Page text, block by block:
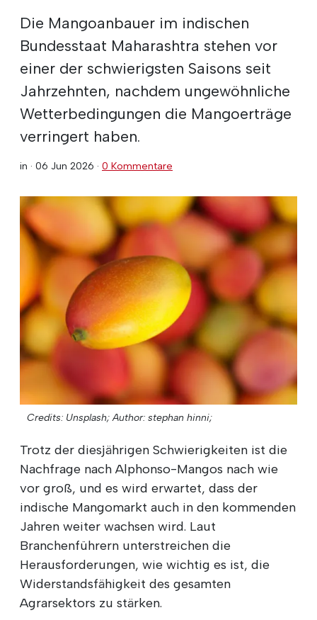
Die Mangoanbauer im indischen
Bundesstaat Maharashtra stehen vor
einer der schwierigsten Saisons seit
Jahrzehnten, nachdem ungewöhnliche
Wetterbedingungen die Mangoerträge
verringert haben.
in · 06 Jun 2026 · 0 Kommentare
Credits: Unsplash; Author: stephan hinni;
Trotz der diesjährigen Schwierigkeiten ist die
Nachfrage nach Alphonso-Mangos nach wie
vor groß, und es wird erwartet, dass der
indische Mangomarkt auch in den kommenden
Jahren weiter wachsen wird. Laut
Branchenführern unterstreichen die
Herausforderungen, wie wichtig es ist, die
Widerstandsfähigkeit des gesamten
Agrarsektors zu stärken.